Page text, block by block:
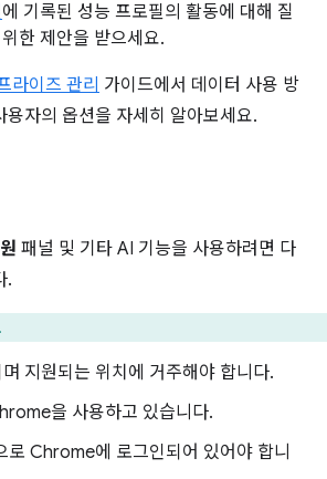
에 기록된 성능 프로필의 활동에 대해 질
한 제안을 받으세요.
라이즈 관리 가이드에서 데이터 사용 방
용자의 옵션을 자세히 알아보세요.
패널 및 기타 AI 기능을 사용하려면 다
.
지원되는 위치에 거주해야 합니다.
을 사용하고 있습니다.
Chrome에 로그인되어 있어야 합니